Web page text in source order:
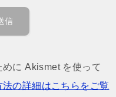
に Akismet を使って
の詳細はこちらをご覧